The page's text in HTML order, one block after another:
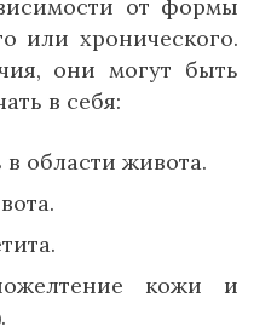
от формы
или хронического.
они могут быть
в себя:
области живота.
кожи и